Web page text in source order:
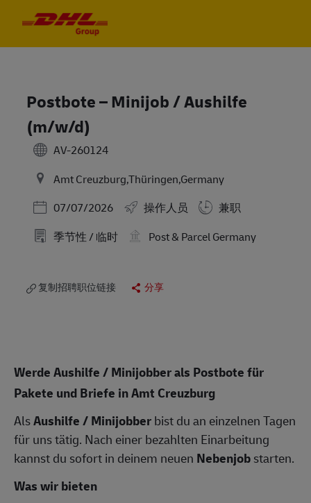
Postbote – Minijob / Aushilfe
(m/w/d)
AV-260124
Amt Creuzburg,Thüringen,Germany
Posted Date
07/07/2026 操作人员
兼职
季节性 / 临时
Post & Parcel Germany
复制招聘职位链接 分享
Werde Aushilfe / Minijobber als Postbote für
Pakete und Briefe in Amt Creuzburg
AlsAushilfe / Minijobberbist du an einzelnen Tagen
für uns tätig. Nach einer bezahlten Einarbeitung
kannst du sofort in deinem neuen Nebenjobstarten.
Was wir bieten